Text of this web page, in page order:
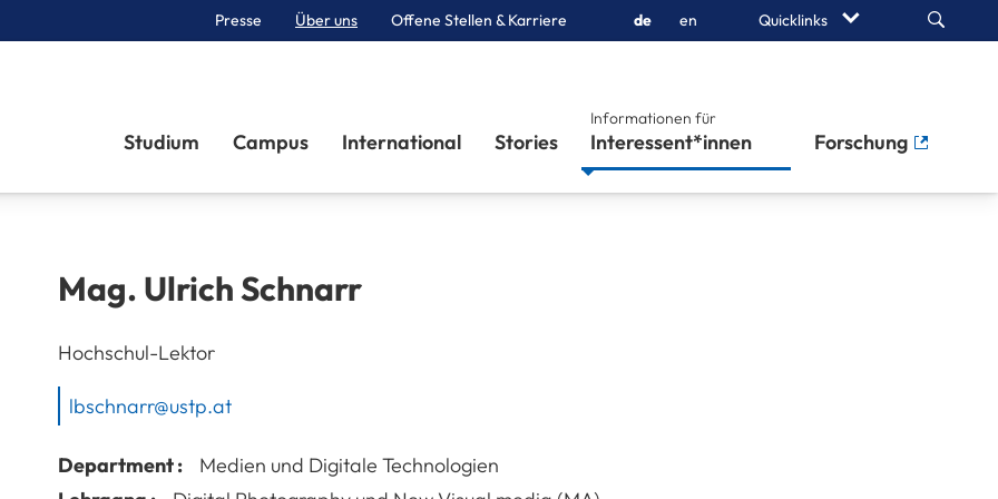
Presse Über uns Offene Stellen & Karriere de en Quicklinks Search
Studium Campus International Stories
Informationen für
Interessent*innen Forschung
Mag. UlrichSchnarr
Hochschul-Lektor
lbschnarr@ustp.at
Department :
Medien und Digitale Technologien